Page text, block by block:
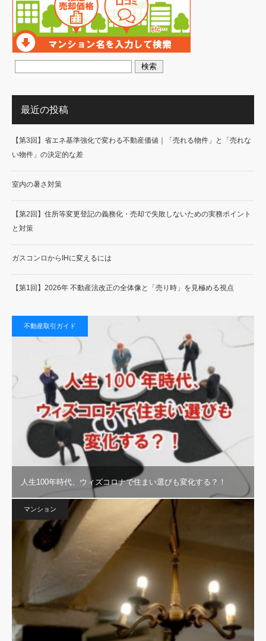
最近の投稿
【第3回】省エネ基準強化で変わる不動産価値｜「売れる物件」と「売れな
い物件」の決定的な差
室内の暑さ対策
【第2回】住所等変更登記の義務化・売却で失敗しないための実務ポイント
と対策
ガスコンロからIHに変えるには
【第1回】2026年 不動産法改正の全体像と「売り時」を見極める視点
不動産取引ガイド
人生100年時代、ウィズコロナで住まい選びも変化する？！
マンション